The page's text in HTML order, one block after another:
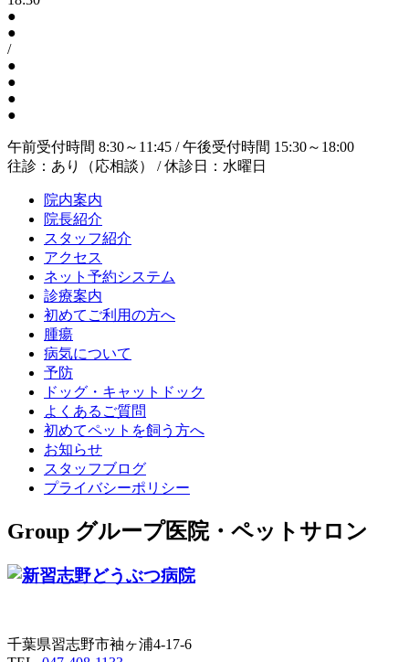
●
●
/
●
●
●
●
午前受付時間 8:30～11:45 / 午後受付時間 15:30～18:00
往診：あり（応相談） / 休診日：水曜日
院内案内
院長紹介
スタッフ紹介
アクセス
ネット予約システム
診療案内
初めてご利用の方へ
腫瘍
病気について
予防
ドッグ・キャットドック
よくあるご質問
初めてペットを飼う方へ
お知らせ
スタッフブログ
プライバシーポリシー
Group グループ医院・ペットサロン
千葉県習志野市袖ヶ浦4-17-6